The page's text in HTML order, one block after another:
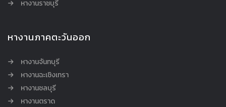
หางานราชบุรี
หางานภาคตะวันออก
หางานจันทบุรี
หางานฉะเชิงเทรา
หางานชลบุรี
หางานตราด